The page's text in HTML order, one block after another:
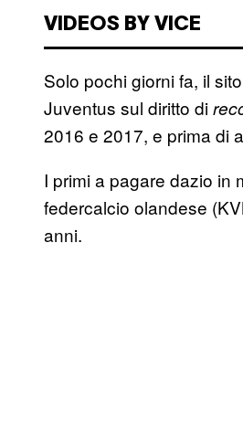
VIDEOS BY VICE
Solo pochi giorni fa, il sito
Juventus sul diritto di
2016 e 2017, e prima di
I primi a pagare dazio in
federcalcio olandese
anni.